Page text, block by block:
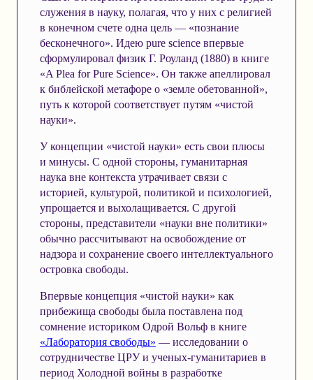
служения в науку, полагая, что у них с религией
в конечном счете одна цель — «познание
бесконечного». Идею pure science впервые
сформулировал физик Г. Роуланд (1880) в книге
«A Plea for Pure Science». Он также апеллировал
к библейской метафоре о «земле обетованной»,
путь к которой соответствует путям «чистой
науки».
У концепции «чистой науки» есть свои плюсы
и минусы. С одной стороны, гуманитарная
наука вне контекста утрачивает связи с
историей, культурой, политикой и психологией,
упрощается и выхолащивается. С другой
стороны, представители «науки вне политики»
обычно рассчитывают на освобождение от
надзора и сохранение своего интеллектуального
островка свободы.
Впервые концепция «чистой науки» как
прибежища свободы была поставлена под
сомнение историком Одрой Вольф в книге
«Лаборатория свободы» — исследовании о
сотрудничестве ЦРУ и ученых-гуманитариев в
период Холодной войны в разработке